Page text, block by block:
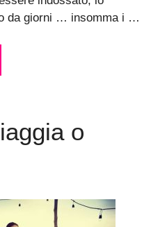
da giorni … insomma i …
o